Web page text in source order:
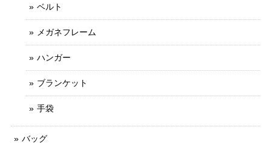
ベルト
メガネフレーム
ハンガー
ブランケット
手袋
バッグ